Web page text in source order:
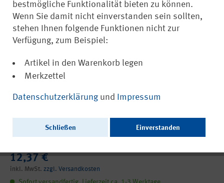
Raumakustik in industriellen
Arbeitsräumen
12,37 €
inkl. MwSt. zzgl. Versandkosten
bestmögliche Funktionalität bieten zu können.
Wenn Sie damit nicht einverstanden sein sollten,
stehen Ihnen folgende Funktionen nicht zur
Verfügung, zum Beispiel:
Artikel in den Warenkorb legen
Merkzettel
Datenschutzerklärung und Impressum
Schließen Einverstanden